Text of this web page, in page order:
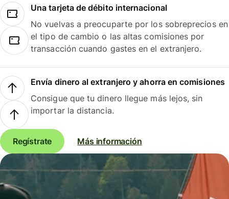
Una tarjeta de débito internacional
No vuelvas a preocuparte por los sobreprecios en
el tipo de cambio o las altas comisiones por
transacción cuando gastes en el extranjero.
Envía dinero al extranjero y ahorra en comisiones
Consigue que tu dinero llegue más lejos, sin
importar la distancia.
Regístrate Más información